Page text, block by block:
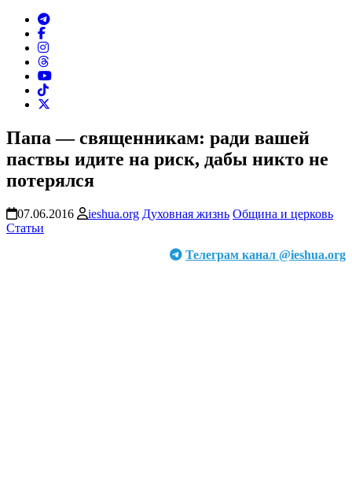
Папа — священникам: ради вашей
паствы идите на риск, дабы никто не
потерялся
07.06.2016 ieshua.org Духовная жизнь Община и церковь
Статьи
Телеграм канал @ieshua.org